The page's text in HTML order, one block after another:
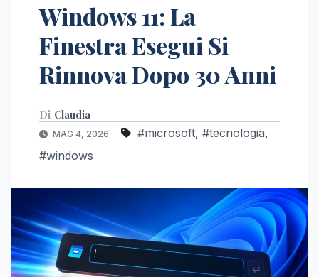
Windows 11: La
Finestra Esegui Si
Rinnova Dopo 30 Anni
Di Claudia
MAG 4, 2026 #microsoft, #tecnologia,
#windows